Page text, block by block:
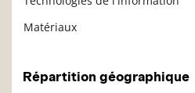
Matériaux
Répartition géographique